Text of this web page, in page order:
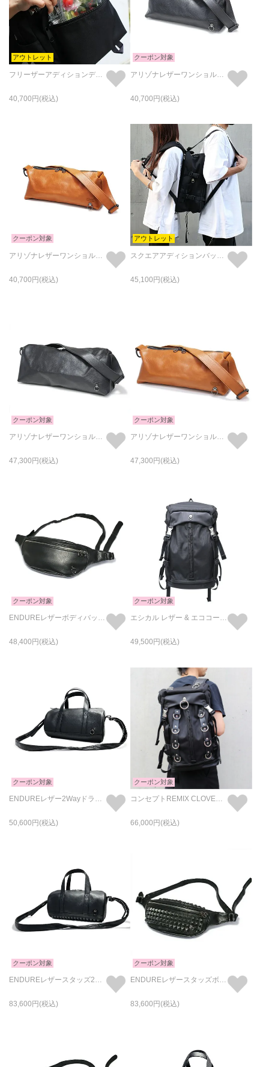
アウトレット
フリーザーアディションデイパック 31L
40,700
クーポン対象
アリゾナレザーワンショルダーバッグM-ブラック
40,700
クーポン対象
アリゾナレザーワンショルダーバッグM-ブラウン
40,700
アウトレット
スクエアアディションバックパック 32L
45,100
クーポン対象
アリゾナレザーワンショルダーバッグL-ブラック
47,300
クーポン対象
アリゾナレザーワンショルダーバッグL-ブラウン
47,300
クーポン対象
ENDUREレザーボディバッグショルダーバッグS-ブラック
48,400
クーポン対象
エシカル レザー & エココーデュラ コンビ バックパック リュックサック 20L
49,500
クーポン対象
ENDUREレザー2WayドラムバッグショルダーバッグS-ブラック
50,600
クーポン対象
コンセプトREMIX CLOVER バックパック (eco COMBI)
66,000
クーポン対象
ENDUREレザースタッズ2WayドラムバッグショルダーバッグS-ブラック
83,600
クーポン対象
ENDUREレザースタッズボディバッグショルダーバッグS-ブラック
83,600